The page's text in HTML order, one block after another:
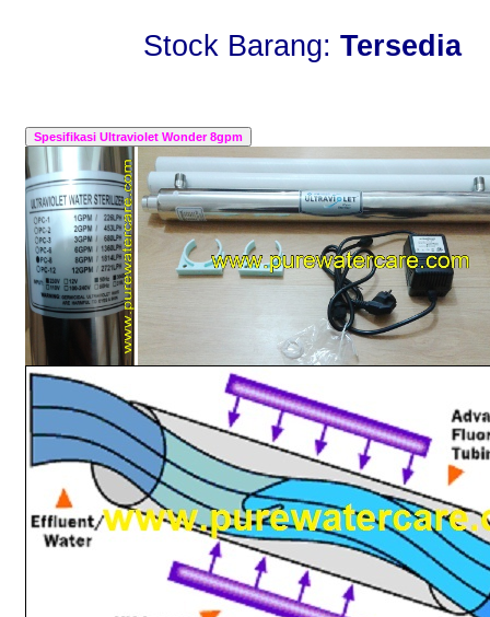
Stock Barang: Tersedia